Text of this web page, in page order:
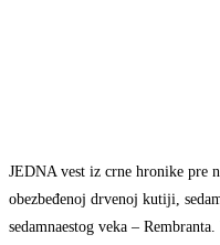
JEDNA vest iz crne hronike pre
obezbeđenoj drvenoj kutiji,
sedamnaestog veka –